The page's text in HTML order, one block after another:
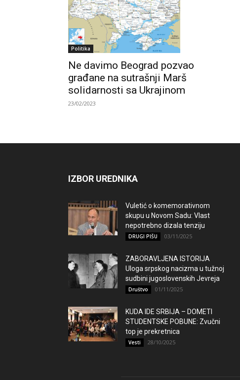
Politika
Ne davimo Beograd pozvao
građane na sutrašnji Marš
solidarnosti sa Ukrajinom
23/02/2023
IZBOR UREDNIKA
Vuletić o komemorativnom
skupu u Novom Sadu: Vlast
nepotrebno dizala tenziju
DRUGI PIŠU 03/11/2025
ZABORAVLJENA ISTORIJA
Uloga srpskog nacizma u tužnoj
sudbini jugoslovenskih Jevreja
Društvo 01/11/2025
KUDA IDE SRBIJA – DOMETI
STUDENTSKE POBUNE: Zvučni
top je prekretnica
Vesti 28/10/2025